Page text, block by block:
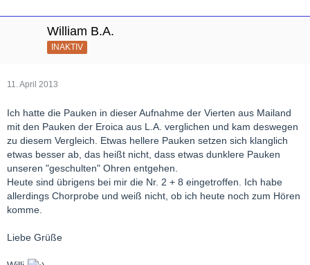
William B.A.
INAKTIV
11. April 2013
Ich hatte die Pauken in dieser Aufnahme der Vierten aus Mailand
mit den Pauken der Eroica aus L.A. verglichen und kam deswegen
zu diesem Vergleich. Etwas hellere Pauken setzen sich klanglich
etwas besser ab, das heißt nicht, dass etwas dunklere Pauken
unseren "geschulten" Ohren entgehen.
Heute sind übrigens bei mir die Nr. 2 + 8 eingetroffen. Ich habe
allerdings Chorprobe und weiß nicht, ob ich heute noch zum Hören
komme.
Liebe Grüße